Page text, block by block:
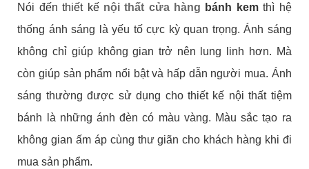
Nói đến thiết kế nội thất cửa hàng bánh kemthì hệ
thống ánh sáng là yếu tố cực kỳ quan trọng. Ánh sáng
không chỉ giúp không gian trở nên lung linh hơn. Mà
còn giúp sản phẩm nổi bật và hấp dẫn người mua. Ánh
sáng thường được sử dụng cho thiết kế nội thất tiệm
bánh là những ánh đèn có màu vàng. Màu sắc tạo ra
không gian ấm áp cùng thư giãn cho khách hàng khi đi
mua sản phẩm.